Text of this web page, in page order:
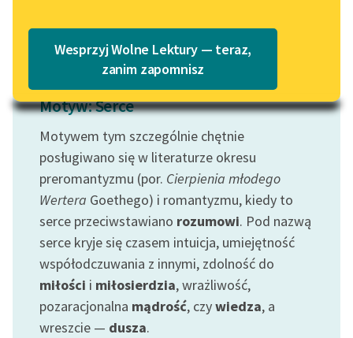
Lektury szkolne i klasyka
literatury do słuchania dla
uczennic i uczniów z
E-kolekcja lektur
szkolnych i literatury do
słuchania dla uczennic i
niepełnosprawnościami
Feministyczne inspiracje.
Popularyzacja
skandynawskiej literatury
feministycznej
Katalog w formacie PDF
Wesprzyj Wolne Lektury — teraz,
zanim zapomnisz
Motyw: Serce
Motywem tym szczególnie chętnie
posługiwano się w literaturze okresu
preromantyzmu (por. Cierpienia młodego
Wertera Goethego) i romantyzmu, kiedy to
serce przeciwstawiano rozumowi. Pod nazwą
serce kryje się czasem intuicja, umiejętność
współodczuwania z innymi, zdolność do
miłości i miłosierdzia, wrażliwość,
pozaracjonalna mądrość, czywiedza, a
wreszcie — dusza.